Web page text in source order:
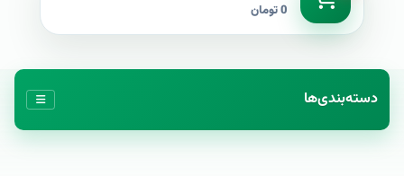
0 تومان
دسته‌بندی‌ها